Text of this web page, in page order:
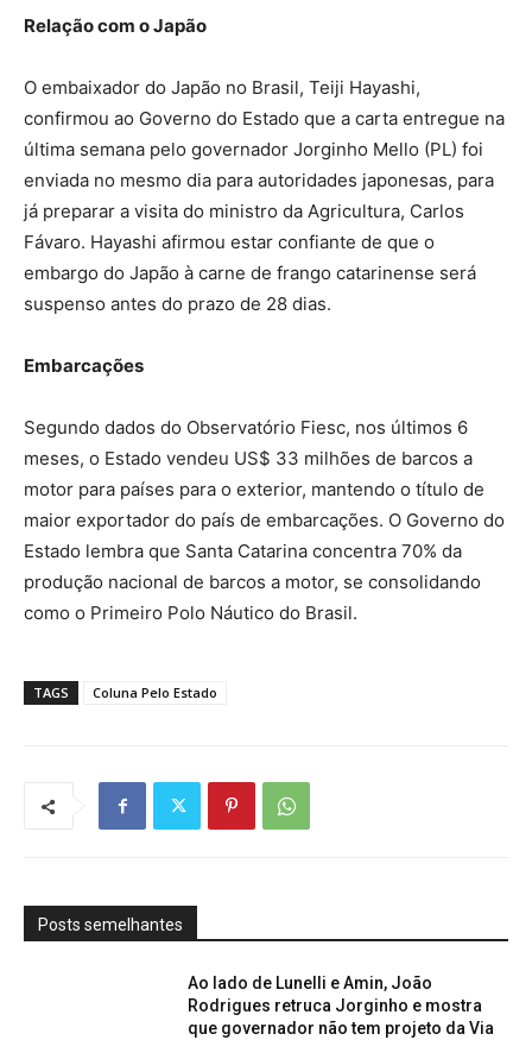
Relação com o Japão
O embaixador do Japão no Brasil, Teiji Hayashi,
confirmou ao Governo do Estado que a carta entregue na
última semana pelo governador Jorginho Mello (PL) foi
enviada no mesmo dia para autoridades japonesas, para
já preparar a visita do ministro da Agricultura, Carlos
Fávaro. Hayashi afirmou estar confiante de que o
embargo do Japão à carne de frango catarinense será
suspenso antes do prazo de 28 dias.
Embarcações
Segundo dados do Observatório Fiesc, nos últimos 6
meses, o Estado vendeu US$ 33 milhões de barcos a
motor para países para o exterior, mantendo o título de
maior exportador do país de embarcações. O Governo do
Estado lembra que Santa Catarina concentra 70% da
produção nacional de barcos a motor, se consolidando
como o Primeiro Polo Náutico do Brasil.
TAGS Coluna Pelo Estado
Posts semelhantes
Ao lado de Lunelli e Amin, João
Rodrigues retruca Jorginho e mostra
que governador não tem projeto da Via